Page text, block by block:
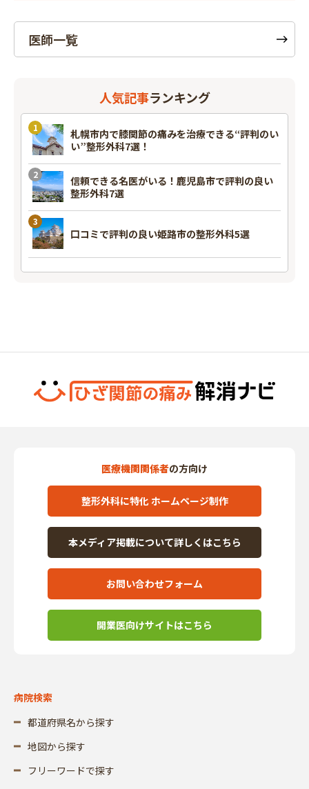
医師一覧
人気記事ランキング
札幌市内で膝関節の痛みを治療できる“評判のい
い”整形外科7選！
信頼できる名医がいる！鹿児島市で評判の良い
整形外科7選
口コミで評判の良い姫路市の整形外科5選
医療機関関係者の方向け
整形外科に特化 ホームページ制作
本メディア掲載について詳しくはこちら
お問い合わせフォーム
開業医向けサイトはこちら
病院検索
都道府県名から探す
地図から探す
フリーワードで探す